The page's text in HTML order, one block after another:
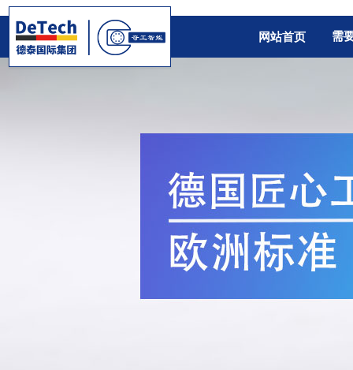
网站首页 需